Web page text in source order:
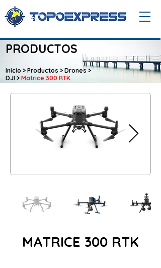
PRODUCTOS
Inicio > Productos > Drones>
DJI > Matrice 300 RTK
MATRICE 300 RTK